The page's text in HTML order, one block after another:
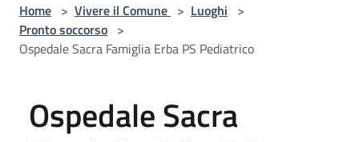
Home > Vivere il Comune > Luoghi >
Pronto soccorso >
Ospedale Sacra Famiglia Erba PS Pediatrico
Ospedale Sacra